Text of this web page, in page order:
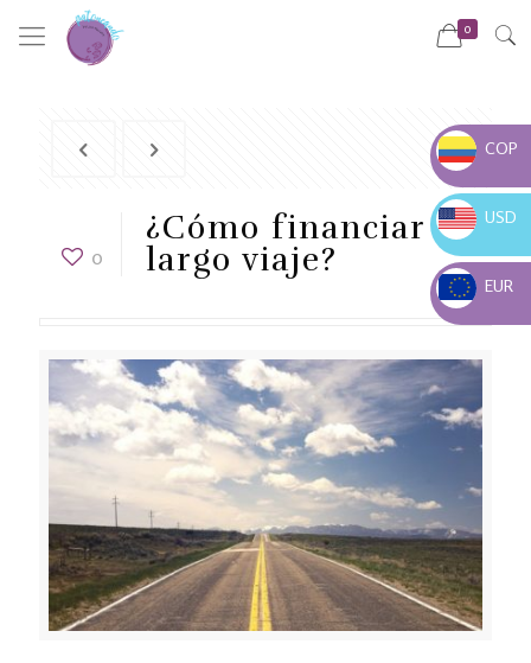
0
0
¿Cómo financiar un
largo viaje?
COP $
COP
USD $
USD
EUR €
EUR